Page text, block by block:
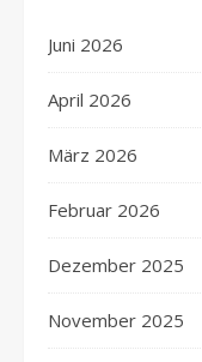
Juni 2026
April 2026
März 2026
Februar 2026
Dezember 2025
November 2025